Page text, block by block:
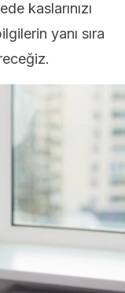
kaslarınızı
yanı sıra